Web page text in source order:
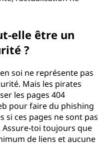
elle être un
?
soi ne représente pas
Mais les pirates
les pages 404
pour faire du phishing
si ces pages ne sont pas
Assure-toi toujours que
de liens et aucune